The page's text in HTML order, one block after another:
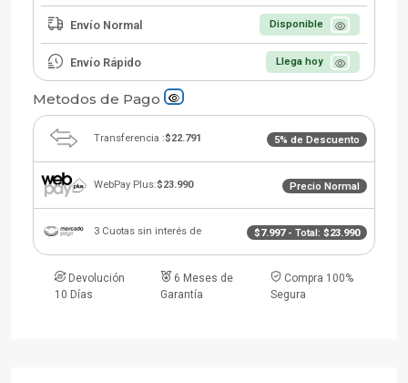
Envío Normal Disponible
Envío Rápido Llega hoy
Metodos de Pago
Transferencia :$22.791 5% de Descuento
WebPay Plus:$23.990 Precio Normal
3 Cuotas sin interés de $7.997- Total: $23.990
Devolución
10 Días
6 Meses de
Garantía
Compra 100%
Segura